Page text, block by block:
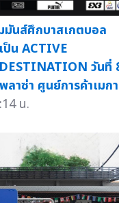
มันส์ศึกบาสเกตบอล
ป็น ACTIVE
วันที่
าซ่า ศูนย์การค้าเมกา
น.